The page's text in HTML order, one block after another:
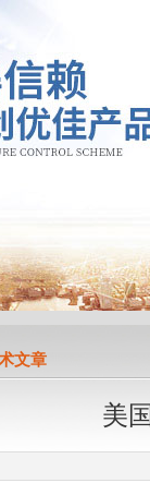
文章
美